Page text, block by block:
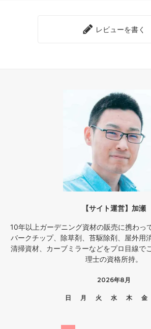
レビューを書く
【サイト運営】加瀬
10年以上ガーデニング資材の販売に携わっ
バークチップ、除草剤、苔駆除剤、屋外用
清掃資材、カーブミラーなどをプロ目線で
理士の資格所持。
2026年8月
日 月 火 水 木 金